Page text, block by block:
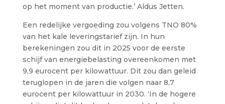
op het moment van productie.’ Aldus Jetten.
Een redelijke vergoeding zou volgens TNO 80%
van het kale leveringstarief zijn. In hun
berekeningen zou dit in 2025 voor de eerste
schijf van energiebelasting overeenkomen met
9,9 eurocent per kilowattuur. Dit zou dan geleid
teruglopen in de jaren die volgen naar 8,7
eurocent per kilowattuur in 2030. ‘In de hogere